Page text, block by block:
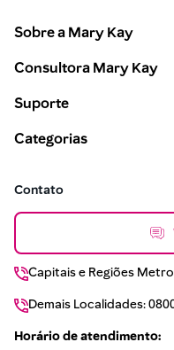
Sobre a Mary Kay
Consultora Mary Kay
Suporte
Categorias
Contato
Capitais e Regiões
Demais Localidades:
Horário de atendimento: